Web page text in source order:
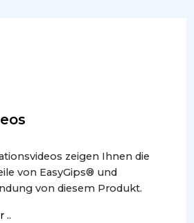
zeigen Ihnen die
von EasyGips® und
von diesem Produkt.
..